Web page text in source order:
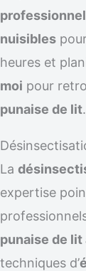
nuisibles
heures et
moi pour
punaise de lit.
La
expertise
punaise de lit
techniques d’